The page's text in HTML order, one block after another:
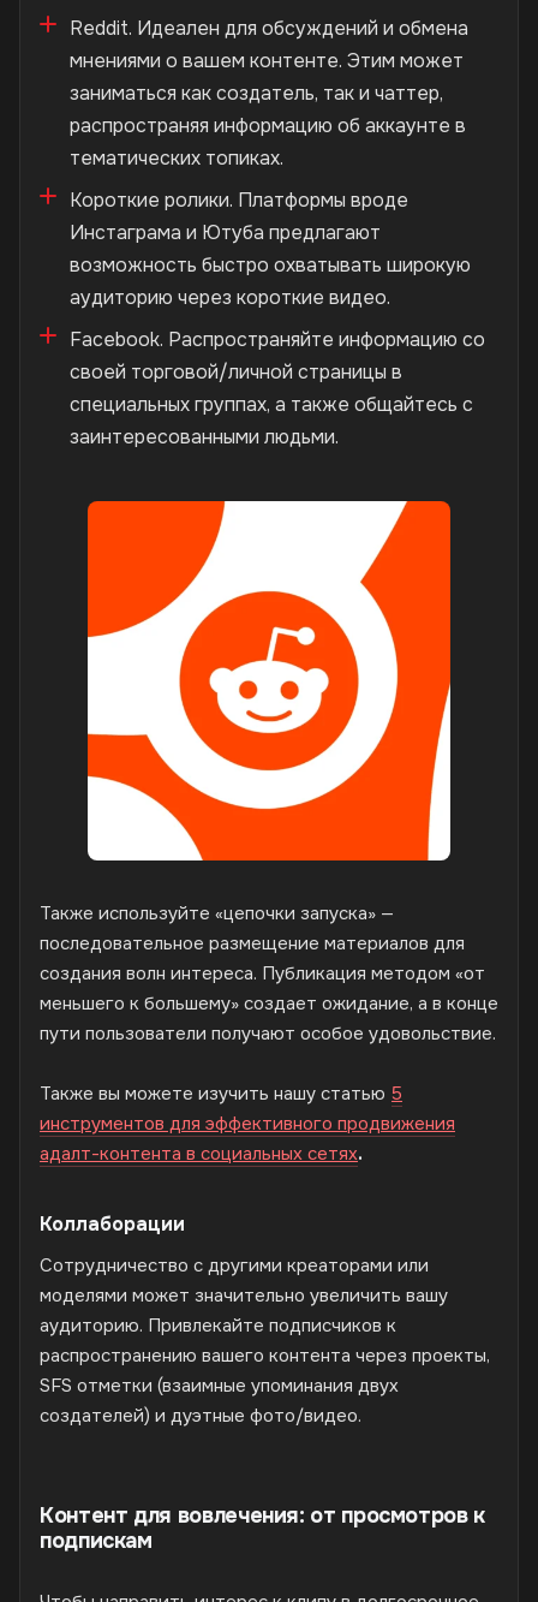
Reddit. Идеален для обсуждений и обмена
мнениями о вашем контенте. Этим может
заниматься как создатель, так и чаттер,
распространяя информацию об аккаунте в
тематических топиках.
Короткие ролики. Платформы вроде
Инстаграма и Ютуба предлагают
возможность быстро охватывать широкую
аудиторию через короткие видео.
Facebook. Распространяйте информацию со
своей торговой/личной страницы в
специальных группах, а также общайтесь с
заинтересованными людьми.
Также используйте «цепочки запуска» —
последовательное размещение материалов для
создания волн интереса. Публикация методом «от
меньшего к большему» создает ожидание, а в конце
пути пользователи получают особое удовольствие.
Также вы можете изучить нашу статью 5
инструментов для эффективного продвижения
адалт-контента в социальных сетях.
Коллаборации
Сотрудничество с другими креаторами или
моделями может значительно увеличить вашу
аудиторию. Привлекайте подписчиков к
распространению вашего контента через проекты,
SFS отметки (взаимные упоминания двух
создателей) и дуэтные фото/видео.
Контент для вовлечения: от просмотров к
подпискам